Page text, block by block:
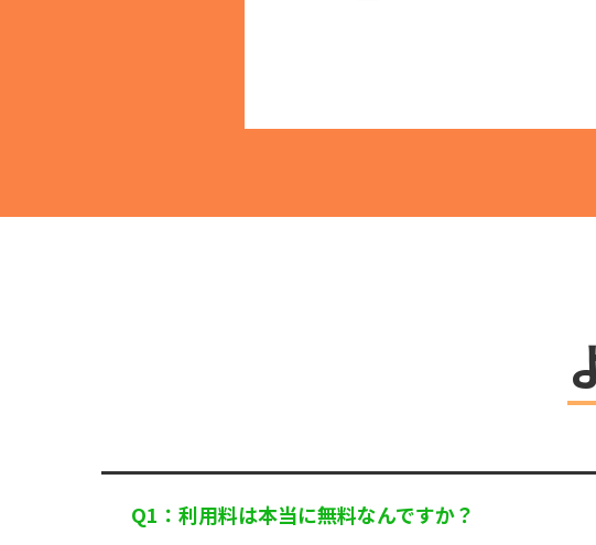
措置を構築し、個人情報への
本人からの苦情および相談が
適正な個人情報保護の実現
個人情報に関するお問い合わ
Q1：利用料は本当に無料なんですか？